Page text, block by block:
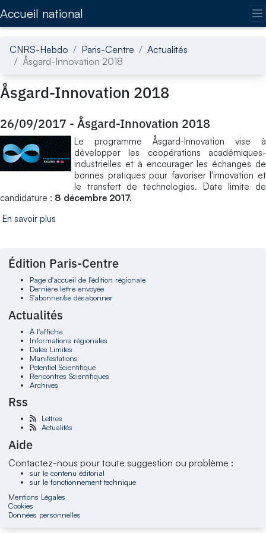
Accueil national
CNRS-Hebdo Paris-Centre
Actualités
Åsgard-Innovation 2018
Åsgard-Innovation 2018
26/09/2017 - Åsgard-Innovation 2018
Le programme Åsgard-Innovation vise à
développer les coopérations académiques-
industrielles et à encourager les échanges de
bonnes pratiques pour favoriser l'innovation et
le transfert de technologies. Date limite de
candidature : 8 décembre 2017.
En savoir plus
Édition Paris-Centre
Page d'accueil de l'édition régionale
Dernière lettre envoyée
S'abonner/se désabonner
Actualités
À l'affiche
Informations régionales
Dates Limites
Manifestations
Potentiel Scientifique
Rencontres Scientifiques
Archives
Rss
Lettres
Actualités
Aide
Contactez-nous pour toute suggestion ou problème :
sur le contenu éditorial
sur le fonctionnement technique
Mentions Légales
Cookies
Données personnelles